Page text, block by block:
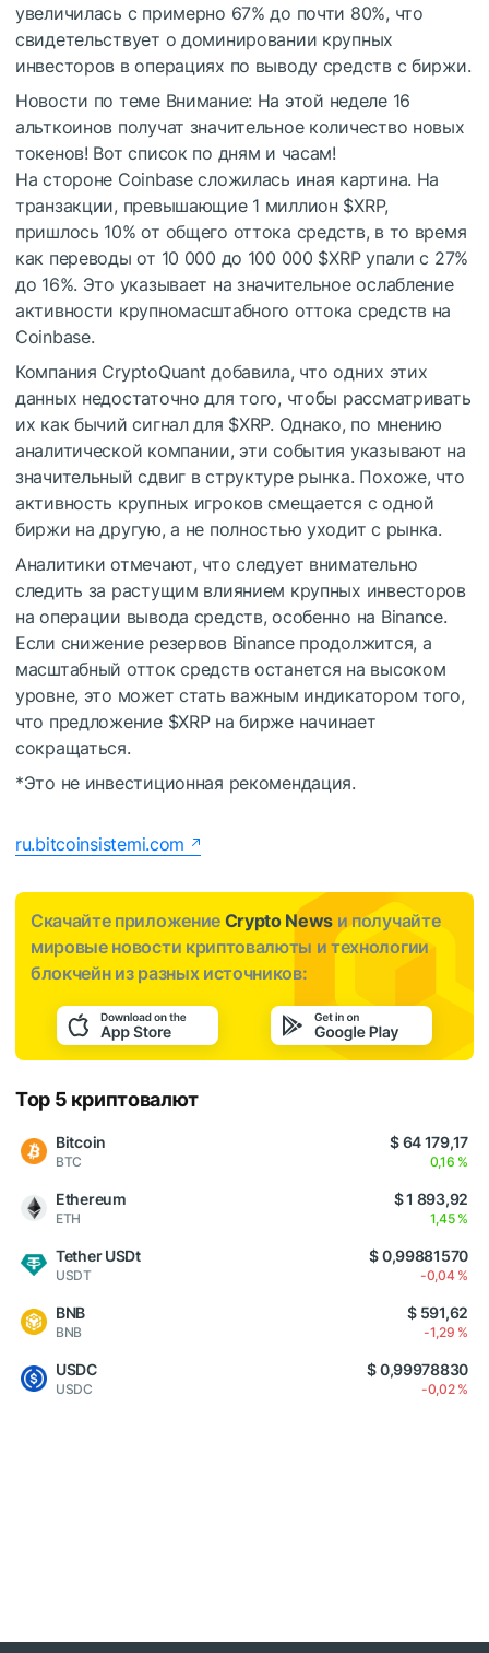
увеличилась с примерно 67% до почти 80%, что
свидетельствует о доминировании крупных
инвесторов в операциях по выводу средств с биржи.
Новости по теме Внимание: На этой неделе 16
альткоинов получат значительное количество новых
токенов! Вот список по дням и часам!
На стороне Coinbase сложилась иная картина. На
транзакции, превышающие 1 миллион $XRP,
пришлось 10% от общего оттока средств, в то время
как переводы от 10 000 до 100 000 $XRPупали с 27%
до 16%. Это указывает на значительное ослабление
активности крупномасштабного оттока средств на
Coinbase.
Компания CryptoQuant добавила, что одних этих
данных недостаточно для того, чтобы рассматривать
их как бычий сигнал для $XRP. Однако, по мнению
аналитической компании, эти события указывают на
значительный сдвиг в структуре рынка. Похоже, что
активность крупных игроков смещается с одной
биржи на другую, а не полностью уходит с рынка.
Аналитики отмечают, что следует внимательно
следить за растущим влиянием крупных инвесторов
на операции вывода средств, особенно на Binance.
Если снижение резервов Binance продолжится, а
масштабный отток средств останется на высоком
уровне, это может стать важным индикатором того,
что предложение $XRPна бирже начинает
сокращаться.
*Это не инвестиционная рекомендация.
ru.bitcoinsistemi.com
Скачайте приложение Crypto News и получайте
мировые новости криптовалюты и технологии
блокчейн из разных источников:
Top 5 криптовалют
Bitcoin
BTC
$ 64 179,17
0,16 %
Ethereum
ETH
$ 1 893,92
1,45 %
Tether USDt
USDT
$ 0,99881570
-0,04 %
BNB
BNB
$ 591,62
-1,29 %
USDC
USDC
$ 0,99978830
-0,02 %